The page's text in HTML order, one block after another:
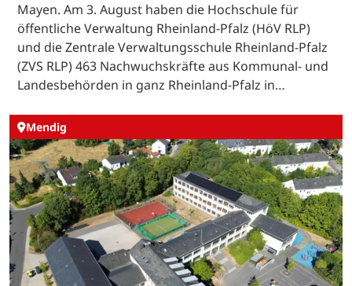
Mayen. Am 3. August haben die Hochschule für
öffentliche Verwaltung Rheinland-Pfalz (HöV RLP)
und die Zentrale Verwaltungsschule Rheinland-Pfalz
(ZVS RLP) 463 Nachwuchskräfte aus Kommunal- und
Landesbehörden in ganz Rheinland-Pfalz in…
Mendig